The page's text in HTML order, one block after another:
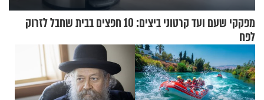
מפקקי שעם ועד קרטוני ביצים: 10 חפצים בבית שחבל לזרוק
לפח